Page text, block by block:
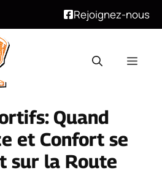
Rejoignez-nous
Quand
et Confort se
sur la Route